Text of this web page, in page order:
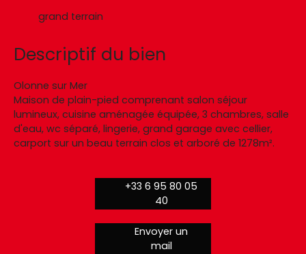
grand terrain
Descriptif du bien
Olonne sur Mer
Maison de plain-pied comprenant salon séjour
lumineux, cuisine aménagée équipée, 3 chambres, salle
d'eau, wc séparé, lingerie, grand garage avec cellier,
carport sur un beau terrain clos et arboré de 1278m².
+33 6 95 80 05
40
Envoyer un
mail